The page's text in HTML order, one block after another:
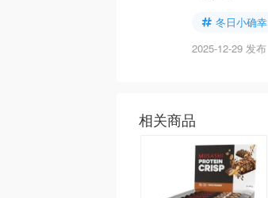
冬日小确幸
2025-12-29 发布
相关商品